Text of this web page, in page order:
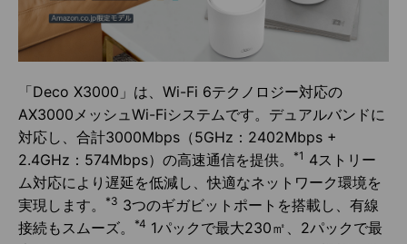
「Deco X3000」は、Wi-Fi 6テクノロジー対応の
AX3000メッシュWi-Fiシステムです。デュアルバンドに
対応し、合計3000Mbps（5GHz：2402Mbps +
2.4GHz：574Mbps）の高速通信を提供。
*1 4ストリー
ム対応により遅延を低減し、快適なネットワーク環境を
実現します。
*3 3つのギガビットポートを搭載し、有線
接続もスムーズ。
*4 1パックで最大230㎡、2パックで最